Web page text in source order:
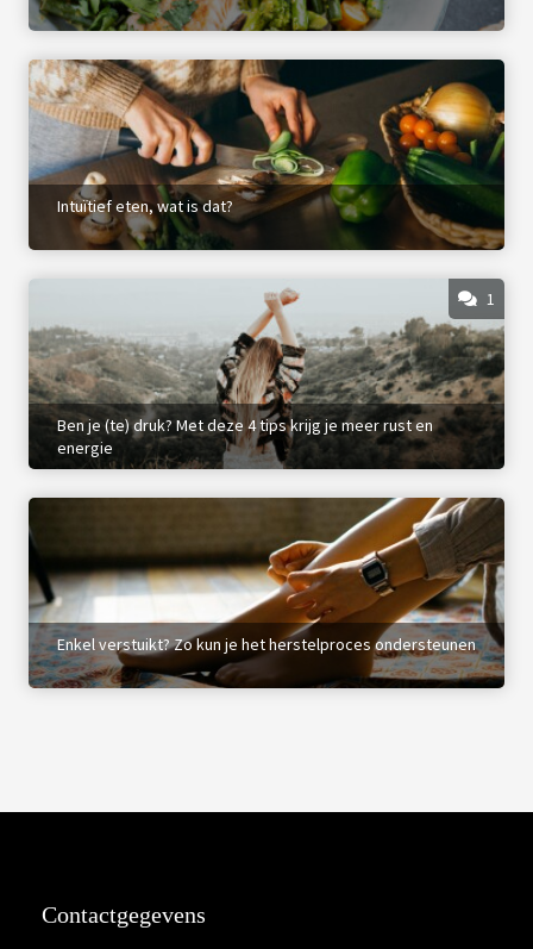
Intuïtief eten, wat is dat?
1
Ben je (te) druk? Met deze 4 tips krijg je meer rust en
energie
Enkel verstuikt? Zo kun je het herstelproces ondersteunen
Contactgegevens